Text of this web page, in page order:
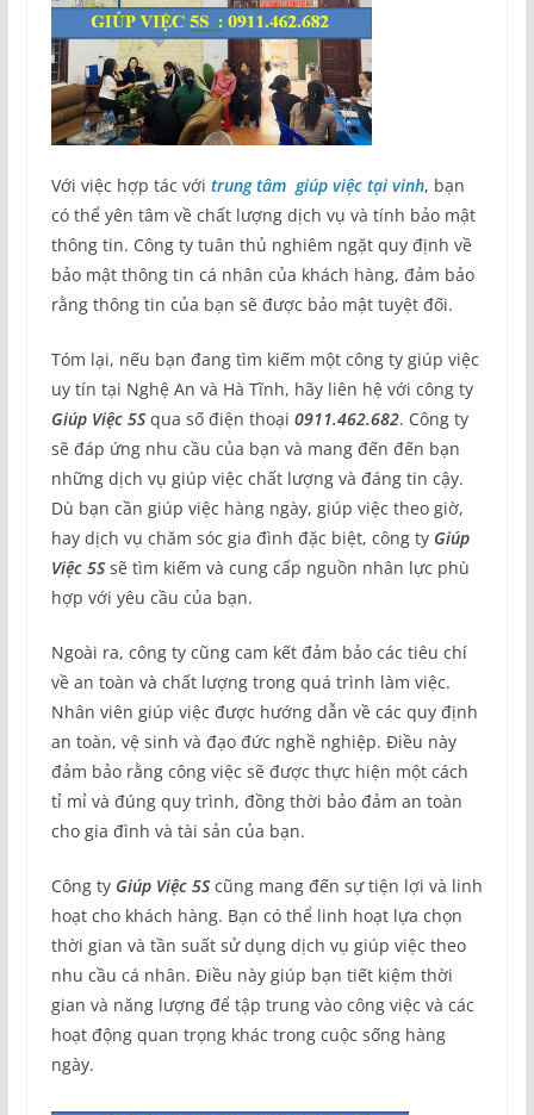
Với việc hợp tác với trung tâm giúp việc tại vinh, bạn
có thể yên tâm về chất lượng dịch vụ và tính bảo mật
thông tin. Công ty tuân thủ nghiêm ngặt quy định về
bảo mật thông tin cá nhân của khách hàng, đảm bảo
rằng thông tin của bạn sẽ được bảo mật tuyệt đối.
Tóm lại, nếu bạn đang tìm kiếm một công ty giúp việc
uy tín tại Nghệ An và Hà Tĩnh, hãy liên hệ với công ty
Giúp Việc 5Squa số điện thoại 0911.462.682. Công ty
sẽ đáp ứng nhu cầu của bạn và mang đến đến bạn
những dịch vụ giúp việc chất lượng và đáng tin cậy.
Dù bạn cần giúp việc hàng ngày, giúp việc theo giờ,
hay dịch vụ chăm sóc gia đình đặc biệt, công ty Giúp
Việc 5Ssẽ tìm kiếm và cung cấp nguồn nhân lực phù
hợp với yêu cầu của bạn.
Ngoài ra, công ty cũng cam kết đảm bảo các tiêu chí
về an toàn và chất lượng trong quá trình làm việc.
Nhân viên giúp việc được hướng dẫn về các quy định
an toàn, vệ sinh và đạo đức nghề nghiệp. Điều này
đảm bảo rằng công việc sẽ được thực hiện một cách
tỉ mỉ và đúng quy trình, đồng thời bảo đảm an toàn
cho gia đình và tài sản của bạn.
Công ty Giúp Việc 5Scũng mang đến sự tiện lợi và linh
hoạt cho khách hàng. Bạn có thể linh hoạt lựa chọn
thời gian và tần suất sử dụng dịch vụ giúp việc theo
nhu cầu cá nhân. Điều này giúp bạn tiết kiệm thời
gian và năng lượng để tập trung vào công việc và các
hoạt động quan trọng khác trong cuộc sống hàng
ngày.